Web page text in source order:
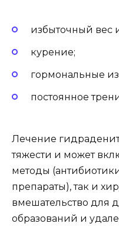
избыточный вес
курение;
гормональные
постоянное
Лечение
тяжести и может
методы
препараты), так и
вмешательство для
образований и